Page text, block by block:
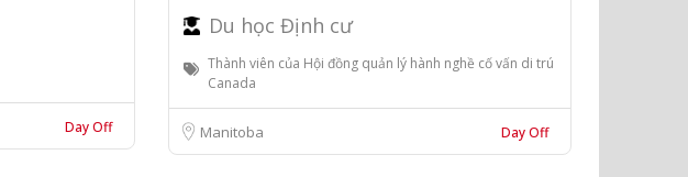
Day Off
Du học Định cư
Thành viên của Hội đồng quản lý hành nghề cố vấn di trú
Canada
Manitoba Day Off